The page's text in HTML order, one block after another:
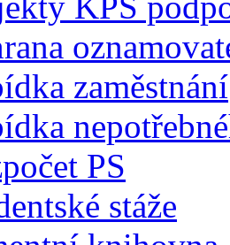
zaměstnání
PS
stáže